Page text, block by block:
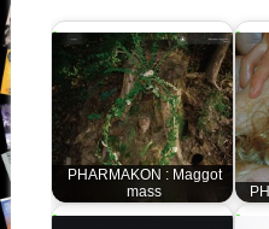
PHARMAKON : Maggot
mass